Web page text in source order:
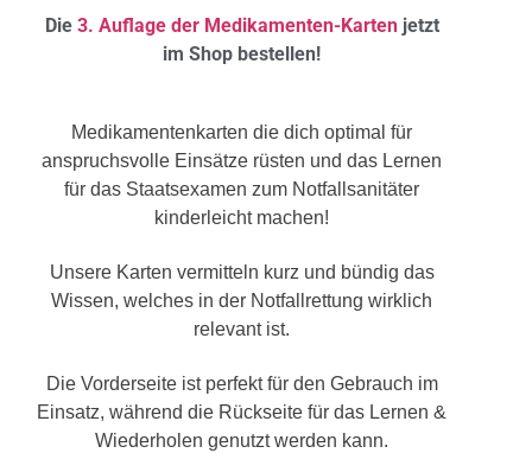
Die 3. Auflage der Medikamenten-Kartenjetzt
im Shop bestellen!
Medikamentenkarten die dich optimal für
anspruchsvolle Einsätze rüsten und das Lernen
für das Staatsexamen zum Notfallsanitäter
kinderleicht machen!
Unsere Karten vermitteln kurz und bündig das
Wissen, welches in der Notfallrettung wirklich
relevant ist.
Die Vorderseite ist perfekt für den Gebrauch im
Einsatz, während die Rückseite für das Lernen &
Wiederholen genutzt werden kann.